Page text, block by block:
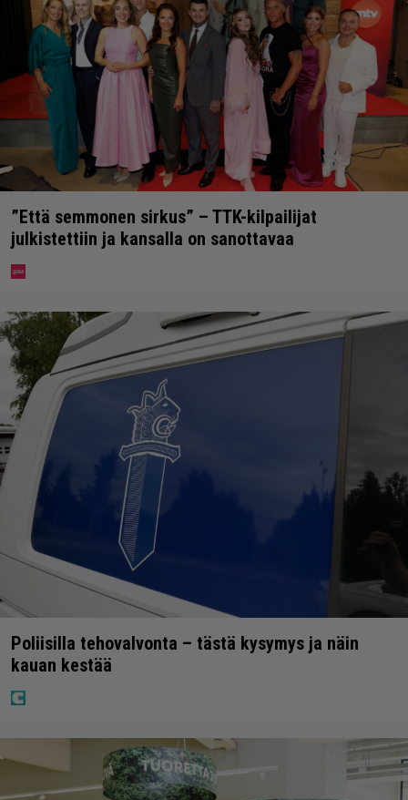
”Että semmonen sirkus” – TTK-kilpailijat
julkistettiin ja kansalla on sanottavaa
Poliisilla tehovalvonta – tästä kysymys ja näin
kauan kestää